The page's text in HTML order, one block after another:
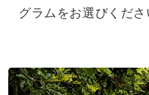
グラムをお選びくださ